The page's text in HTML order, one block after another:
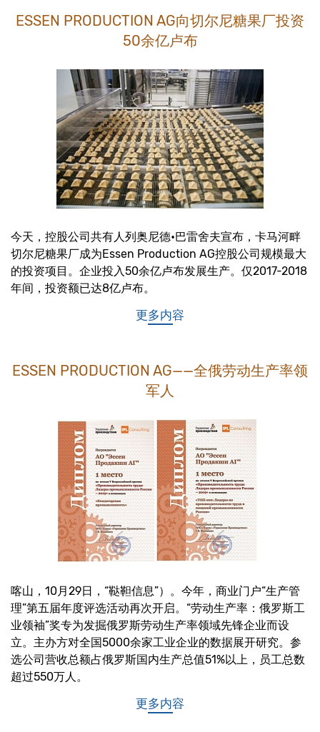
ESSEN PRODUCTION AG向切尔尼糖果厂投资
50余亿卢布
今天，控股公司共有人列奥尼德•巴雷舍夫宣布，卡马河畔
切尔尼糖果厂成为Essen Production AG控股公司规模最大
的投资项目。企业投入50余亿卢布发展生产。仅2017-2018
年间，投资额已达8亿卢布。
更多内容
ESSEN PRODUCTION AG——全俄劳动生产率领
军人
喀山，10月29日，“鞑靼信息”）。今年，商业门户“生产管
理”第五届年度评选活动再次开启。“劳动生产率：俄罗斯工
业领袖”奖专为发掘俄罗斯劳动生产率领域先锋企业而设
立。主办方对全国5000余家工业企业的数据展开研究。参
选公司营收总额占俄罗斯国内生产总值51%以上，员工总数
超过550万人。
更多内容